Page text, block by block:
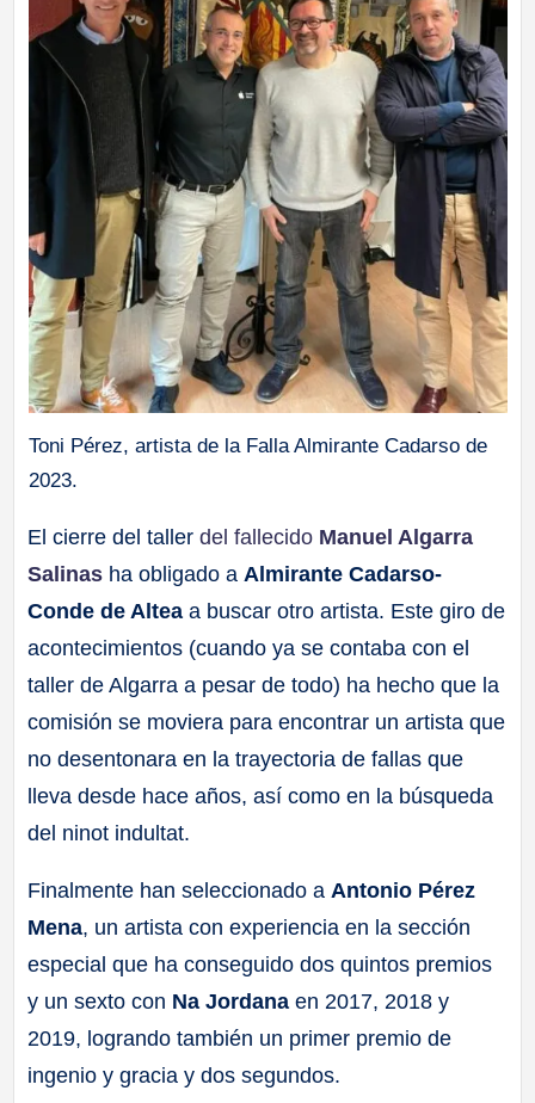
Toni Pérez, artista de la Falla Almirante Cadarso de
2023.
El cierre del tallerdel fallecido Manuel Algarra
Salinas ha obligado aAlmirante Cadarso-
Conde de Altea a buscar otro artista. Este giro de
acontecimientos (cuando ya se contaba con el
taller de Algarra a pesar de todo) ha hecho que la
comisión se moviera para encontrar un artista que
no desentonara en la trayectoria de fallas que
lleva desde hace años, así como en la búsqueda
del ninot indultat.
Finalmente han seleccionado aAntonio Pérez
Mena, un artista con experiencia en la sección
especial que ha conseguido dos quintos premios
y un sexto con Na Jordanaen 2017, 2018 y
2019, logrando también un primer premio de
ingenio y gracia y dos segundos.